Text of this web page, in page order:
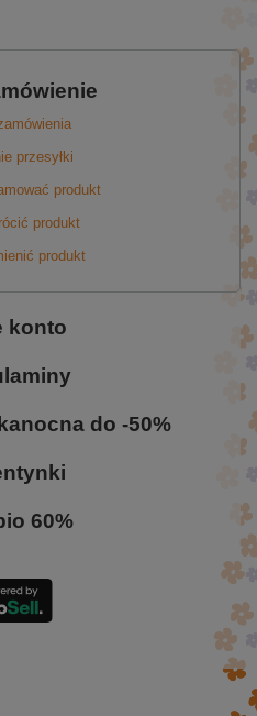
przesyłki
produkt
produkt
produkt
konto
do -50%
60%